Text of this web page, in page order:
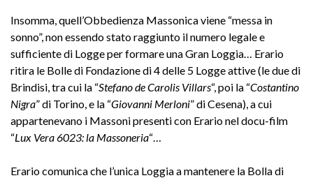
Insomma, quell’Obbedienza Massonica viene “messa in
sonno”, non essendo stato raggiunto il numero legale e
sufficiente di Logge per formare una Gran Loggia… Erario
ritira le Bolle di Fondazione di 4 delle 5 Logge attive (le due di
Brindisi, tra cui la “Stefano de Carolis Villars“, poi la “Costantino
Nigra” di Torino, e la “Giovanni Merloni” di Cesena), a cui
appartenevano i Massoni presenti con Erario nel docu-film
“Lux Vera 6023: la Massoneria“…
Erario comunica che l’unica Loggia a mantenere la Bolla di